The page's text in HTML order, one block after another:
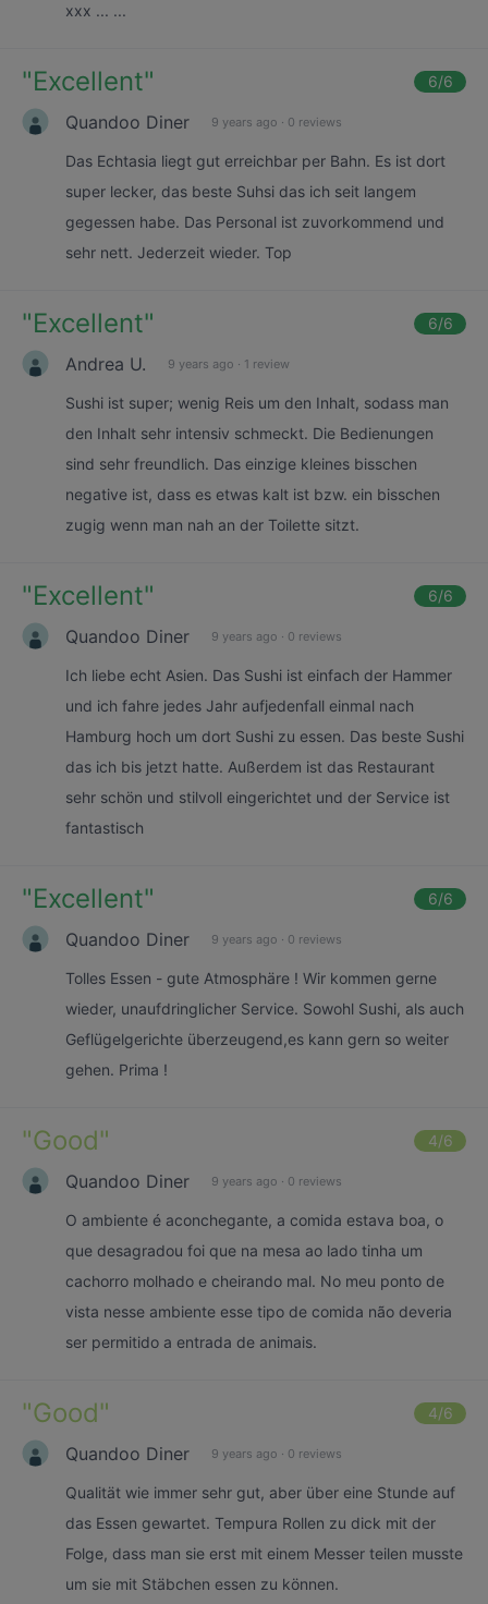
xxx ... ...
"Excellent" 6/6
Quandoo Diner 9 years ago · 0 reviews
Das Echtasia liegt gut erreichbar per Bahn. Es ist dort
super lecker, das beste Suhsi das ich seit langem
gegessen habe. Das Personal ist zuvorkommend und
sehr nett. Jederzeit wieder. Top
"Excellent" 6/6
Andrea U. 9 years ago · 1 review
Sushi ist super; wenig Reis um den Inhalt, sodass man
den Inhalt sehr intensiv schmeckt. Die Bedienungen
sind sehr freundlich. Das einzige kleines bisschen
negative ist, dass es etwas kalt ist bzw. ein bisschen
zugig wenn man nah an der Toilette sitzt.
"Excellent" 6/6
Quandoo Diner 9 years ago · 0 reviews
Ich liebe echt Asien. Das Sushi ist einfach der Hammer
und ich fahre jedes Jahr aufjedenfall einmal nach
Hamburg hoch um dort Sushi zu essen. Das beste Sushi
das ich bis jetzt hatte. Außerdem ist das Restaurant
sehr schön und stilvoll eingerichtet und der Service ist
fantastisch
"Excellent" 6/6
Quandoo Diner 9 years ago · 0 reviews
Tolles Essen - gute Atmosphäre ! Wir kommen gerne
wieder, unaufdringlicher Service. Sowohl Sushi, als auch
Geflügelgerichte überzeugend,es kann gern so weiter
gehen. Prima !
"Good" 4/6
Quandoo Diner 9 years ago · 0 reviews
O ambiente é aconchegante, a comida estava boa, o
que desagradou foi que na mesa ao lado tinha um
cachorro molhado e cheirando mal. No meu ponto de
vista nesse ambiente esse tipo de comida não deveria
ser permitido a entrada de animais.
"Good" 4/6
Quandoo Diner 9 years ago · 0 reviews
Qualität wie immer sehr gut, aber über eine Stunde auf
das Essen gewartet. Tempura Rollen zu dick mit der
Folge, dass man sie erst mit einem Messer teilen musste
um sie mit Stäbchen essen zu können.